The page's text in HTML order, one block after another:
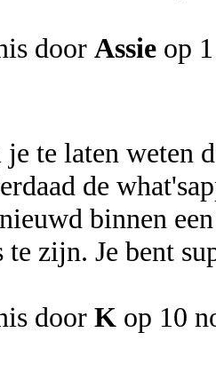
door Assie op
je te laten weten
de
binnen
te zijn. Je bent
door K op 10